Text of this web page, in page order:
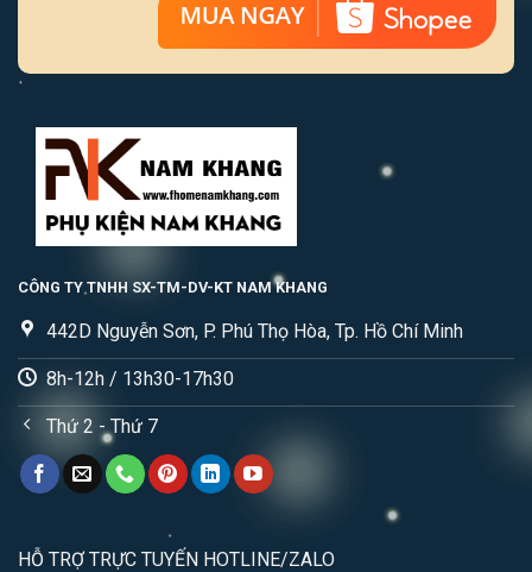
CÔNG TY TNHH SX-TM-DV-KT NAM KHANG
442D Nguyễn Sơn, P. Phú Thọ Hòa, Tp. Hồ Chí Minh
8h-12h / 13h30-17h30
Thứ 2 - Thứ 7
HỖ TRỢ TRỰC TUYẾN HOTLINE/ZALO